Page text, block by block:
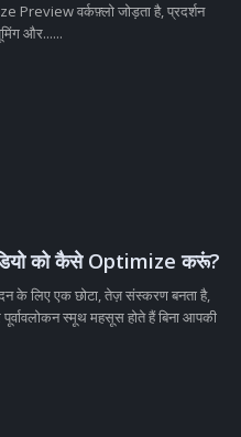
Preview वर्कफ़्लो जोड़ता है, प्रदर्शन
और......
को कैसे Optimize करूं?
के लिए एक छोटा, तेज़ संस्करण बनता है,
स्मूथ महसूस होते हैं बिना आपकी